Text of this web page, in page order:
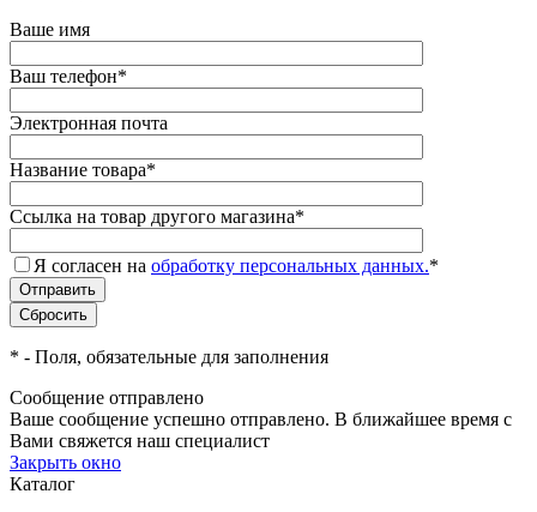
Ваше имя
Ваш телефон*
Электронная почта
Название товара*
Ссылка на товар другого магазина*
Я согласен на обработку персональных данных.*
* - Поля, обязательные для заполнения
Сообщение отправлено
Ваше сообщение успешно отправлено. В ближайшее время с
Вами свяжется наш специалист
Закрыть окно
Каталог